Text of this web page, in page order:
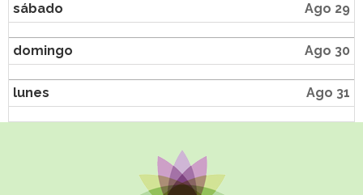
sábado Ago 29
domingo Ago 30
lunes Ago 31